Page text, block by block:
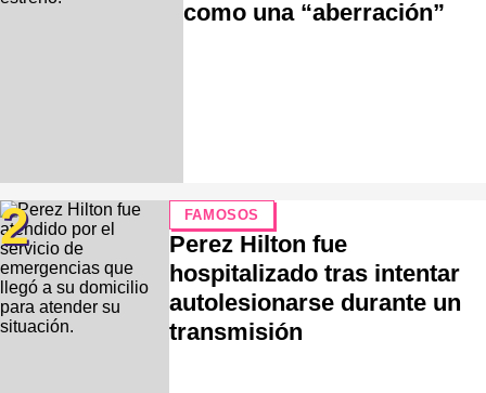
como una “aberración”
2 FAMOSOS
Perez Hilton fue
hospitalizado tras intentar
autolesionarse durante un
transmisión